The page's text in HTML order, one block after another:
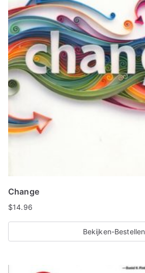
Change
$14.96
Bekijken-Bestellen